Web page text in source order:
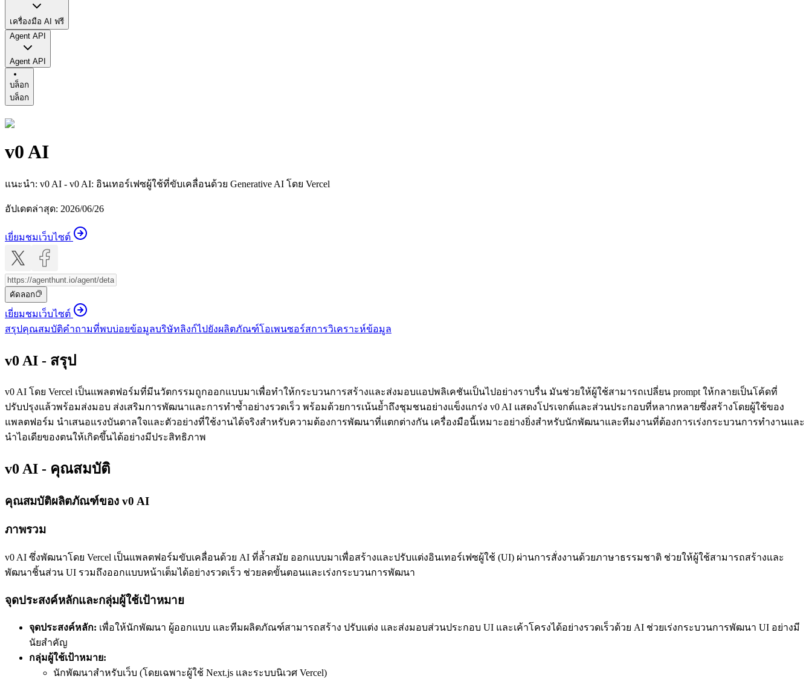
เครื่องมือ AI ฟรี
Agent API
Agent API
บล็อก
บล็อก
v0 AI
แนะนำ: v0 AI - v0 AI: อินเทอร์เฟซผู้ใช้ที่ขับเคลื่อนด้วย Generative AI โดย Vercel
อัปเดตล่าสุด: 2026/06/26
เยี่ยมชมเว็บไซต์
คัดลอก
เยี่ยมชมเว็บไซต์
สรุปคุณสมบัติคำถามที่พบบ่อยข้อมูลบริษัทลิงก์ไปยังผลิตภัณฑ์โอเพนซอร์สการวิเคราะห์ข้อมูล
v0 AI - สรุป
v0 AI โดย Vercel เป็นแพลตฟอร์มที่มีนวัตกรรมถูกออกแบบมาเพื่อทำให้กระบวนการสร้างและส่งมอบแอปพลิเคชันเป็นไปอย่างราบรื่น มันช่วยให้ผู้ใช้สามารถเปลี่ยน prompt ให้กลายเป็นโค้ดที่
ปรับปรุงแล้วพร้อมส่งมอบ ส่งเสริมการพัฒนาและการทำซ้ำอย่างรวดเร็ว พร้อมด้วยการเน้นย้ำถึงชุมชนอย่างแข็งแกร่ง v0 AI แสดงโปรเจกต์และส่วนประกอบที่หลากหลายซึ่งสร้างโดยผู้ใช้ของ
แพลตฟอร์ม นำเสนอแรงบันดาลใจและตัวอย่างที่ใช้งานได้จริงสำหรับความต้องการพัฒนาที่แตกต่างกัน เครื่องมือนี้เหมาะอย่างยิ่งสำหรับนักพัฒนาและทีมงานที่ต้องการเร่งกระบวนการทำงานและ
นำไอเดียของตนให้เกิดขึ้นได้อย่างมีประสิทธิภาพ
v0 AI - คุณสมบัติ
คุณสมบัติผลิตภัณฑ์ของ v0 AI
ภาพรวม
v0 AI ซึ่งพัฒนาโดย Vercel เป็นแพลตฟอร์มขับเคลื่อนด้วย AI ที่ล้ำสมัย ออกแบบมาเพื่อสร้างและปรับแต่งอินเทอร์เฟซผู้ใช้ (UI) ผ่านการสั่งงานด้วยภาษาธรรมชาติ ช่วยให้ผู้ใช้สามารถสร้างและ
พัฒนาชิ้นส่วน UI รวมถึงออกแบบหน้าเต็มได้อย่างรวดเร็ว ช่วยลดขั้นตอนและเร่งกระบวนการพัฒนา
จุดประสงค์หลักและกลุ่มผู้ใช้เป้าหมาย
จุดประสงค์หลัก: เพื่อให้นักพัฒนา ผู้ออกแบบ และทีมผลิตภัณฑ์สามารถสร้าง ปรับแต่ง และส่งมอบส่วนประกอบ UI และเค้าโครงได้อย่างรวดเร็วด้วย AI ช่วยเร่งกระบวนการพัฒนา UI อย่างมี
นัยสำคัญ
กลุ่มผู้ใช้เป้าหมาย:
นักพัฒนาสำหรับเว็บ (โดยเฉพาะผู้ใช้ Next.js และระบบนิเวศ Vercel)